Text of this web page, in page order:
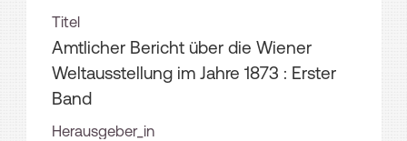
Titel
Amtlicher Bericht über die Wiener
Weltausstellung im Jahre 1873 : Erster
Band
Herausgeber_in